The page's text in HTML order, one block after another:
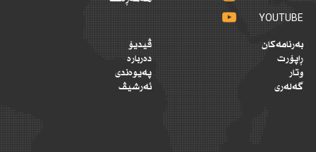
YOUTUBE
بەرنامەکان
ڕاپۆرت
وتار
گەلەری
ڤیدیۆ
دەربارە
پەیوەندی
ئەرشیڤ